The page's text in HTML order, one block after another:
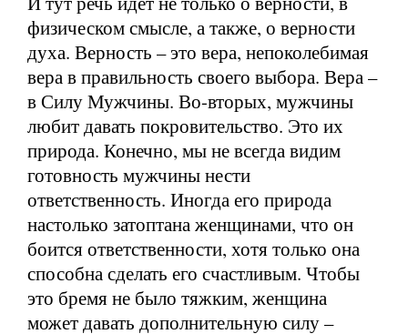
физическом смысле, а также, о верности
духа. Верность – это вера, непоколебимая
вера в правильность своего выбора. Вера –
в Силу Мужчины. Во-вторых, мужчины
любит давать покровительство. Это их
природа. Конечно, мы не всегда видим
готовность мужчины нести
ответственность. Иногда его природа
настолько затоптана женщинами, что он
боится ответственности, хотя только она
способна сделать его счастливым. Чтобы
это бремя не было тяжким, женщина
может давать дополнительную силу –